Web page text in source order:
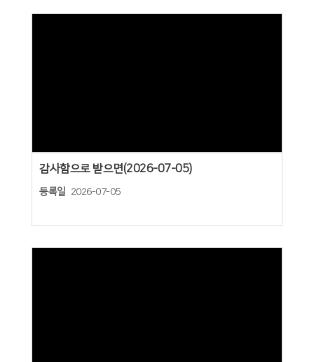
감사함으로 받으면(2026-07-05)
등록일 2026-07-05